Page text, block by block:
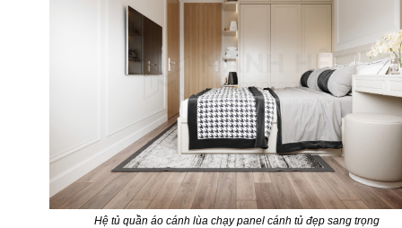
Hệ tủ quần áo cánh lùa chạy panel cánh tủ đẹp sang trọng